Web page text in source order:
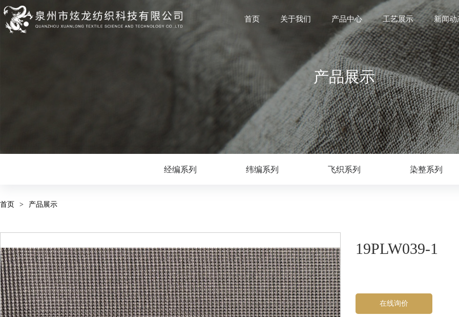
首页 关于我们 产品中心 工艺展示 新闻动
产品展示
经编系列 纬编系列 飞织系列 染整系列
首页 > 产品展示
19PLW039-1
在线询价